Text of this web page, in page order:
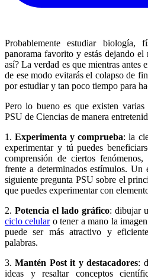
Probablemente estudiar
panorama favorito y estás dejando el
así? La verdad es que mientras antes
de ese modo evitarás el colapso de
por estudiar y tan poco tiempo para
Pero lo bueno es que existen varias
PSU de Ciencias de manera
1.Experimenta y comprueba: la
experimentar y tú puedes
comprensión de ciertos
frente a determinados estímulos.
siguiente pregunta PSU sobre el
que puedes experimentar con
2. Potencia el lado gráfico: dibujar
ciclo celularo tener a mano la
puede ser más atractivo y
palabras.
3.Mantén Post it y destacadores:
ideas y resaltar conceptos